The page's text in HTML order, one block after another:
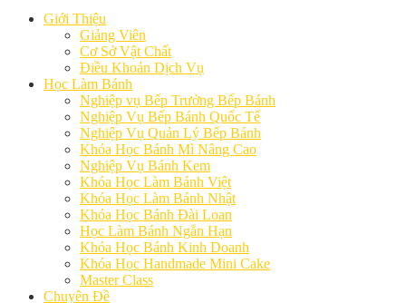
Giới Thiệu
Giảng Viên
Cơ Sở Vật Chất
Điều Khoản Dịch Vụ
Học Làm Bánh
Nghiệp vụ Bếp Trưởng Bếp Bánh
Nghiệp Vụ Bếp Bánh Quốc Tế
Nghiệp Vụ Quản Lý Bếp Bánh
Khóa Học Bánh Mì Nâng Cao
Nghiệp Vụ Bánh Kem
Khóa Học Làm Bánh Việt
Khóa Học Làm Bánh Nhật
Khóa Học Bánh Đài Loan
Học Làm Bánh Ngắn Hạn
Khóa Học Bánh Kinh Doanh
Khóa Học Handmade Mini Cake
Master Class
Chuyên Đề